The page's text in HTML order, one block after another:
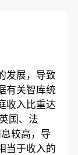
发展，导致
有关智库统
收入比重达
国、法
较高，导
当于收入的